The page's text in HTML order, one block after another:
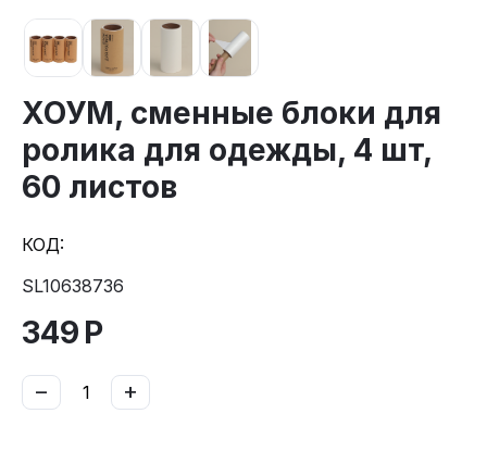
ХОУМ, сменные блоки для
ролика для одежды, 4 шт,
60 листов
КОД:
SL10638736
349 Р
+
−